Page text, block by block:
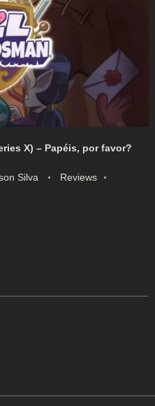
X) – Papéis, por favor?
Silva
Reviews